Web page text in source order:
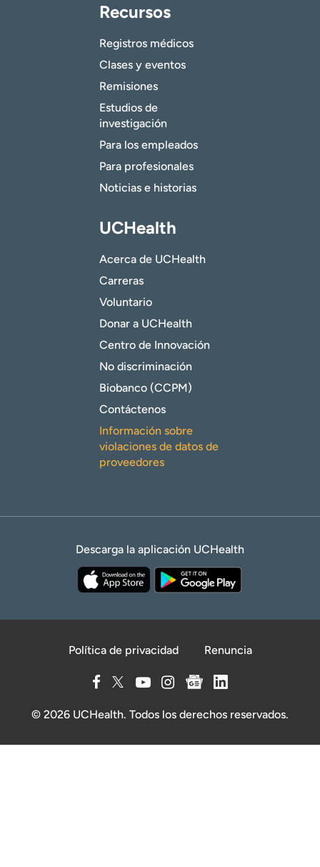
Recursos
Registros médicos
Clases y eventos
Remisiones
Estudios de
investigación
Para los empleados
Para profesionales
Noticias e historias
UCHealth
Acerca de UCHealth
Carreras
Voluntario
Donar a UCHealth
Centro de Innovación
No discriminación
Biobanco (CCPM)
Contáctenos
Información sobre
violaciones de datos de
proveedores
Descarga la aplicación UCHealth
Política de privacidad Renuncia
© 2026 UCHealth. Todos los derechos reservados.